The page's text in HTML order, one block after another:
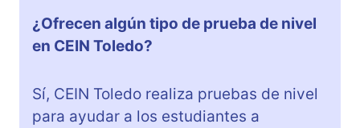
¿Ofrecen algún tipo de prueba de nivel
en CEIN Toledo?
Sí, CEIN Toledo realiza pruebas de nivel
para ayudar a los estudiantes a